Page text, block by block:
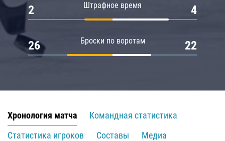
Штрафное время
2 4
Броски по воротам
26 22
Хронология матча
Командная статистика
Статистика игроков
Составы
Медиа